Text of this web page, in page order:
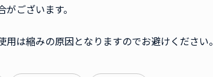
がございます。
は縮みの原因となりますのでお避けください。